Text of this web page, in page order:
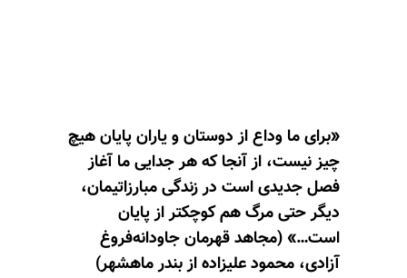
«برای ما وداع از دوستان و یاران پایان هیچ
چیز نیست، از آنجا که هر جدایی ما آغاز
فصل جدیدی است در زندگی مبارزاتیمان،
دیگر حتی مرگ هم کوچکتر از پایان
است…» (مجاهد قهرمان جاودانه‌فروغ
آزادی، محمود علیزاده از بندر ماهشهر)